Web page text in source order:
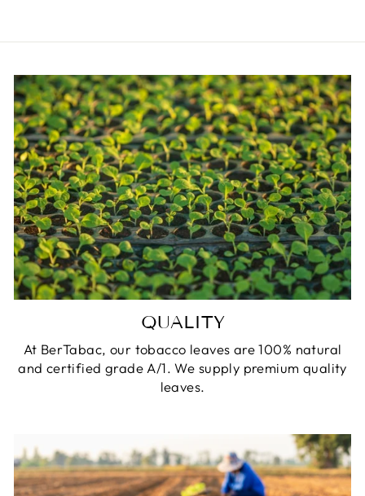
QUALITY
At BerTabac, our tobacco leaves are 100% natural
and certified grade A/1. We supply premium quality
leaves.